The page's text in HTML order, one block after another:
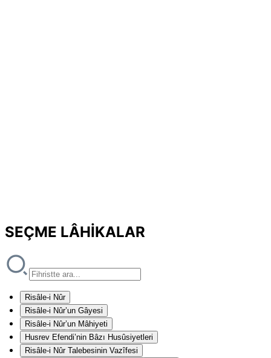
SEÇME LÂHİKALAR
Risâle-i Nûr
Risâle-i Nûr’un Gâyesi
Risâle-i Nûr’un Mâhiyeti
Husrev Efendi’nin Bâzı Husûsiyetleri
Risâle-i Nûr Talebesinin Vazîfesi